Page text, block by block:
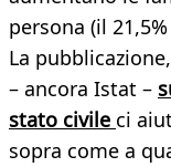
persona (il
La
– ancora Istat –
stato civile ci
sopra come a